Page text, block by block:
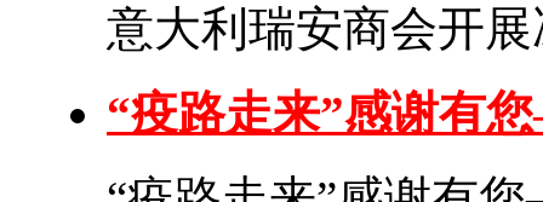
意大利瑞安商会开
“疫路走来”感谢有